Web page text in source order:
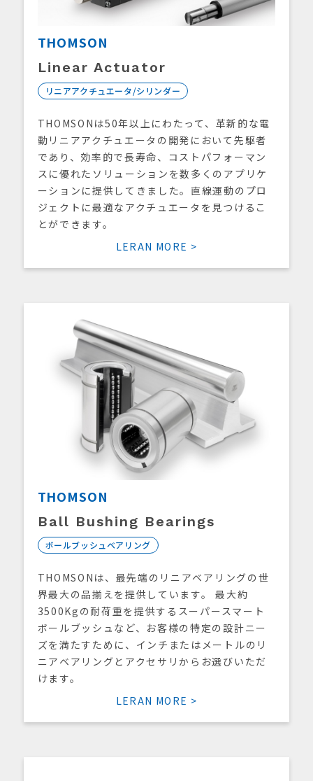
THOMSON
Linear Actuator
リニアアクチュエータ/シリンダー
THOMSONは50年以上にわたって、革新的な電
動リニアアクチュエータの開発において先駆者
であり、効率的で長寿命、コストパフォーマン
スに優れたソリューションを数多くのアプリケ
ーションに提供してきました。直線運動のプロ
ジェクトに最適なアクチュエータを見つけるこ
とができます。
LERAN MORE >
THOMSON
Ball Bushing Bearings
ボールブッシュベアリング
THOMSONは、最先端のリニアベアリングの世
界最大の品揃えを提供しています。 最大約
3500Kgの耐荷重を提供するスーパースマート
ボールブッシュなど、お客様の特定の設計ニー
ズを満たすために、インチまたはメートルのリ
ニアベアリングとアクセサリからお選びいただ
けます。
LERAN MORE >